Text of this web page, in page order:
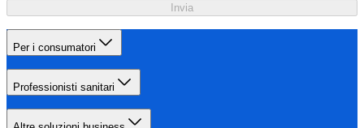
Invia
Per i consumatori
Professionisti sanitari